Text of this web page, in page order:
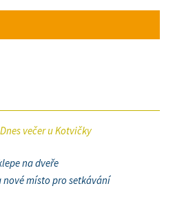
Dnes večer u Kotvičky
na dveře
místo pro setkávání